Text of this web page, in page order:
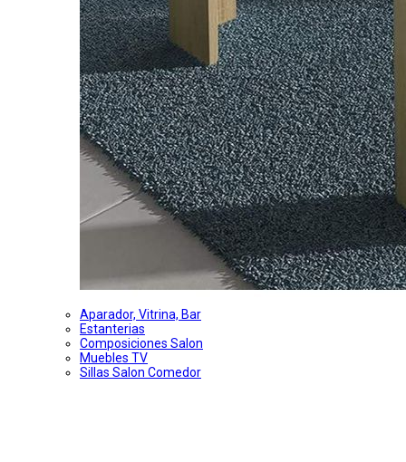
Aparador, Vitrina, Bar
Estanterias
Composiciones Salon
Muebles TV
Sillas Salon Comedor